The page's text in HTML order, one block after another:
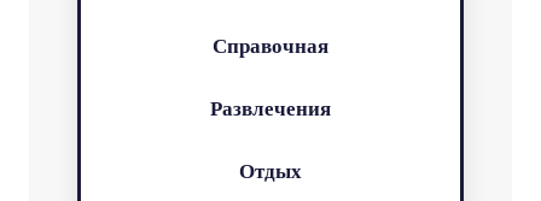
Справочная
Развлечения
Отдых